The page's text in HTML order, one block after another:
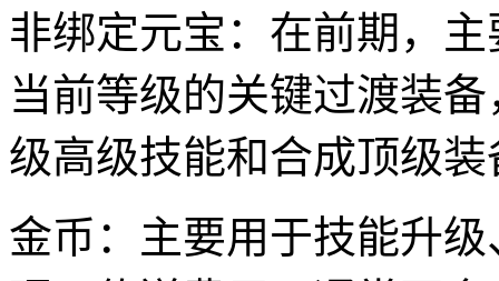
非绑定元宝：在前期，
当前等级的关键过渡装
级高级技能和合成顶级装
金币：主要用于技能升